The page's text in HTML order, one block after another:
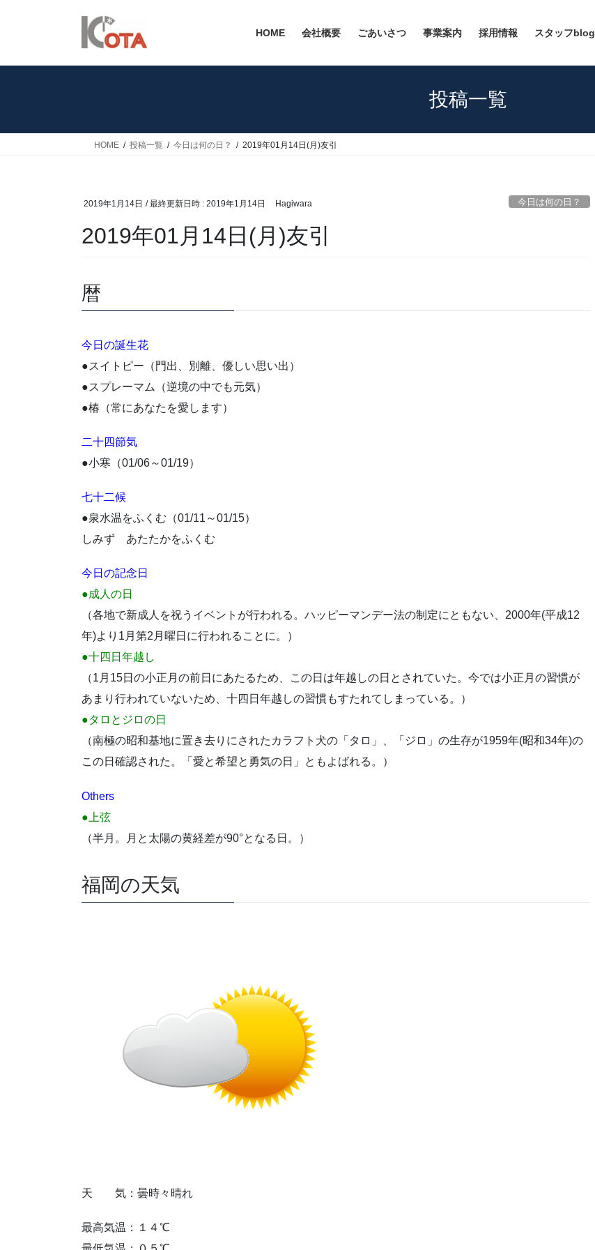
HOME 会社概要 ごあいさつ 事業案内 採用情報 スタッフblog
投稿一覧
HOME 投稿一覧 今日は何の日？ 2019年01月14日(月)友引
2019年1月14日 / 最終更新日時 : 2019年1月14日 Hagiwara 今日は何の日？
2019年01月14日(月)友引
暦
今日の誕生花
●スイトピー（門出、別離、優しい思い出）
●スプレーマム（逆境の中でも元気）
●椿（常にあなたを愛します）
二十四節気
●小寒（01/06～01/19）
七十二候
●泉水温をふくむ（01/11～01/15）
しみず あたたかをふくむ
今日の記念日
●成人の日
（各地で新成人を祝うイベントが行われる。ハッピーマンデー法の制定にともない、2000年(平成12
年)より1月第2月曜日に行われることに。）
●十四日年越し
（1月15日の小正月の前日にあたるため、この日は年越しの日とされていた。今では小正月の習慣が
あまり行われていないため、十四日年越しの習慣もすたれてしまっている。）
●タロとジロの日
（南極の昭和基地に置き去りにされたカラフト犬の「タロ」、「ジロ」の生存が1959年(昭和34年)の
この日確認された。「愛と希望と勇気の日」ともよばれる。）
Others
●上弦
（半月。月と太陽の黄経差が90°となる日。）
福岡の天気
天 気：曇時々晴れ
最高気温：１４℃